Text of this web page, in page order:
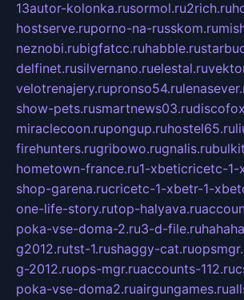
13autor-kolonka.rusormol.ru2rich.ru
hostserve.ruporno-na-russkom.ru
neznobi.rubigfatcc.ruhabble.ru
delfinet.rusilvernano.ruelestal.ru
velotrenajery.rupronso54.ru
show-pets.rusmartnews03.ru
miraclecoon.rupongup.ruhostel65.ru
firehunters.rugribowo.rugnalis.ru
hometown-france.ru1-xbeticricetc-1-
shop-garena.rucricetc-1-xbetr-1-
one-life-story.rutop-halyava.ru
poka-vse-doma-2.ru3-d-file.ru
g2012.rutst-1.rushaggy-cat.ru
g-2012.ruops-mgr.ruaccounts-112.ru
poka-vse-doma2.ruairgungames.ru